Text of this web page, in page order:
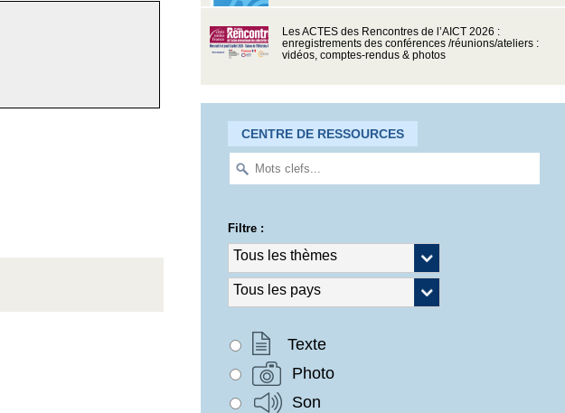
Les ACTES des Rencontres de l’AICT 2026 :
enregistrements des conférences /réunions/ateliers :
vidéos, comptes-rendus & photos
CENTRE DE RESSOURCES
Filtre :
Texte
Photo
Son